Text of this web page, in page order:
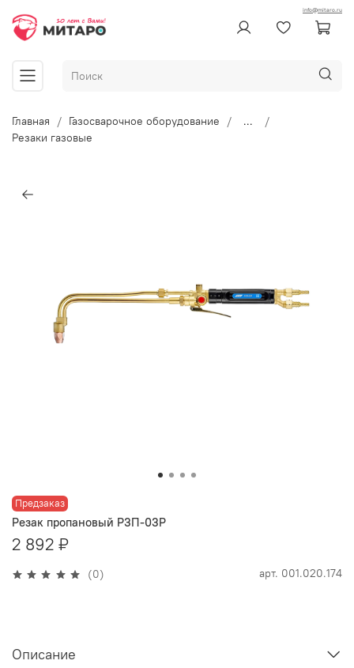
info@mitaro.ru
Главная Газосварочное оборудование
...
Резаки газовые
Предзаказ
(0) арт. 001.020.174
Резак пропановый Р3П-03Р
2 892 ₽
Описание